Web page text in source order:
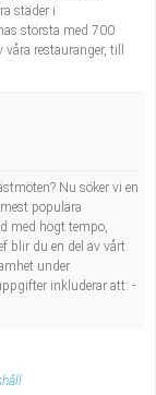
städer i
största med 700
restauranger, till
Nu söker vi en
populära
med högt tempo,
blir du en del av vårt
under
inkluderar att: -